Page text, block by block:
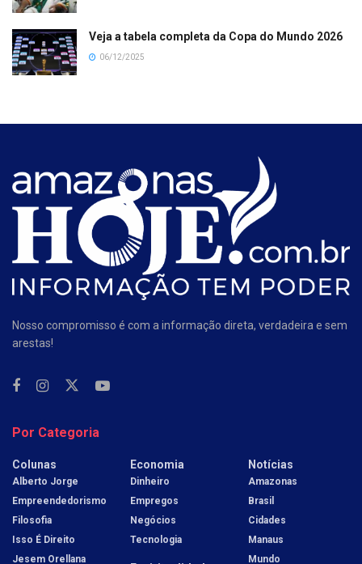
Veja a tabela completa da Copa do Mundo 2026
06/12/2025
Nosso compromisso é com a informação direta, verdadeira e sem
arestas!
Por Categoria
Colunas
Alberto Jorge
Empreendedorismo
Filosofia
Isso É Direito
Jesem Orellana
Economia
Dinheiro
Empregos
Negócios
Tecnologia
Notícias
Amazonas
Brasil
Cidades
Manaus
Mundo